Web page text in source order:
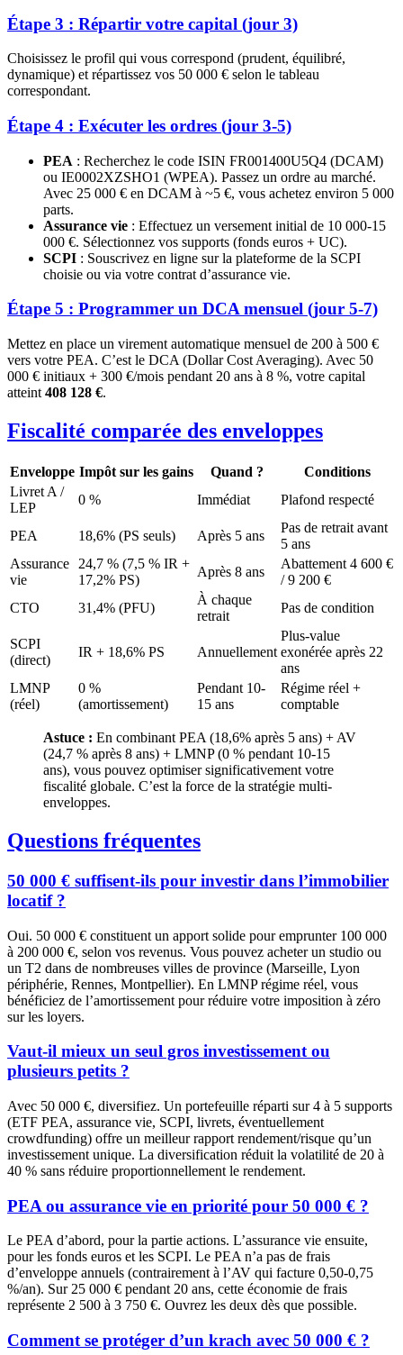
Étape 3 : Répartir votre capital (jour 3)
Choisissez le profil qui vous correspond (prudent, équilibré,
dynamique) et répartissez vos 50 000 € selon le tableau
correspondant.
Étape 4 : Exécuter les ordres (jour 3-5)
PEA : Recherchez le code ISIN FR001400U5Q4 (DCAM)
ou IE0002XZSHO1 (WPEA). Passez un ordre au marché.
Avec 25 000 € en DCAM à ~5 €, vous achetez environ 5 000
parts.
Assurance vie : Effectuez un versement initial de 10 000-15
000 €. Sélectionnez vos supports (fonds euros + UC).
SCPI : Souscrivez en ligne sur la plateforme de la SCPI
choisie ou via votre contrat d’assurance vie.
Étape 5 : Programmer un DCA mensuel (jour 5-7)
Mettez en place un virement automatique mensuel de 200 à 500 €
vers votre PEA. C’est le DCA (Dollar Cost Averaging). Avec 50
000 € initiaux + 300 €/mois pendant 20 ans à 8 %, votre capital
atteint 408 128 €.
Fiscalité comparée des enveloppes
Enveloppe Impôt sur les gains Quand ?
Conditions
Livret A /
LEP
0 % Immédiat Plafond respecté
PEA 18,6% (PS seuls) Après 5 ans
Pas de retrait avant
5 ans
Assurance
vie
24,7 % (7,5 % IR +
17,2% PS)
Après 8 ans
Abattement 4 600 €
/ 9 200 €
CTO
31,4% (PFU)
À chaque
retrait
Pas de condition
SCPI
(direct)
IR + 18,6% PS Annuellement
Plus-value
exonérée après 22
ans
LMNP
(réel)
0 %
(amortissement)
Pendant 10-
15 ans
Régime réel +
comptable
Astuce : En combinant PEA (18,6% après 5 ans) + AV
(24,7 % après 8 ans) + LMNP (0 % pendant 10-15
ans), vous pouvez optimiser significativement votre
fiscalité globale. C’est la force de la stratégie multi-
enveloppes.
Questions fréquentes
50 000 € suffisent-ils pour investir dans l’immobilier
locatif ?
Oui. 50 000 € constituent un apport solide pour emprunter 100 000
à 200 000 €, selon vos revenus. Vous pouvez acheter un studio ou
un T2 dans de nombreuses villes de province (Marseille, Lyon
périphérie, Rennes, Montpellier). En LMNP régime réel, vous
bénéficiez de l’amortissement pour réduire votre imposition à zéro
sur les loyers.
Vaut-il mieux un seul gros investissement ou
plusieurs petits ?
Avec 50 000 €, diversifiez. Un portefeuille réparti sur 4 à 5 supports
(ETF PEA, assurance vie, SCPI, livrets, éventuellement
crowdfunding) offre un meilleur rapport rendement/risque qu’un
investissement unique. La diversification réduit la volatilité de 20 à
40 % sans réduire proportionnellement le rendement.
PEA ou assurance vie en priorité pour 50 000 € ?
Le PEA d’abord, pour la partie actions. L’assurance vie ensuite,
pour les fonds euros et les SCPI. Le PEA n’a pas de frais
d’enveloppe annuels (contrairement à l’AV qui facture 0,50-0,75
%/an). Sur 25 000 € pendant 20 ans, cette économie de frais
représente 2 500 à 3 750 €. Ouvrez les deux dès que possible.
Comment se protéger d’un krach avec 50 000 € ?